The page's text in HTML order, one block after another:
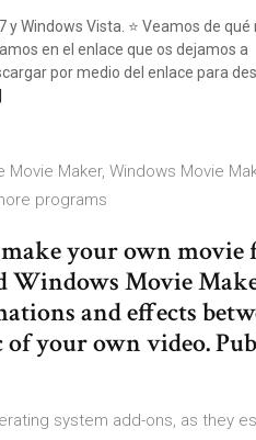
Windows Vista. ⭐ Veamos de qué
en el enlace que os dejamos a
por medio del enlace para
Maker, Windows Movie
programs
your own movie
Windows Movie
and effects
of your own video.
system add-ons, as they